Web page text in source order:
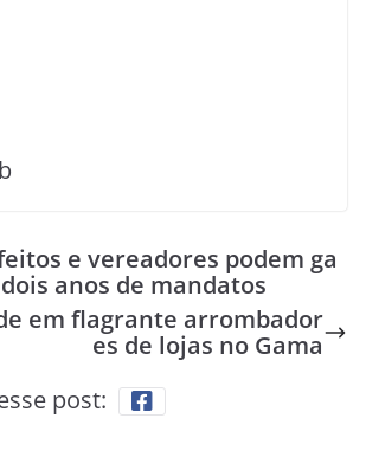
e vereadores podem ga
anos de mandatos
em flagrante arrombador
es de lojas no Gama
post: